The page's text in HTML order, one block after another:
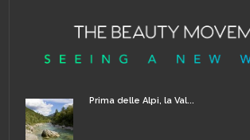
Prima delle Alpi, la Val...